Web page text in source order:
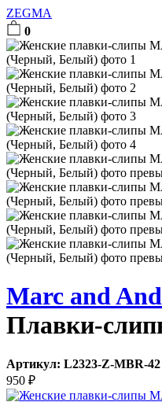
ZEGMA
0
Marc and
Плавки-
Артикул: L2323-Z-MBR-42
950 ₽